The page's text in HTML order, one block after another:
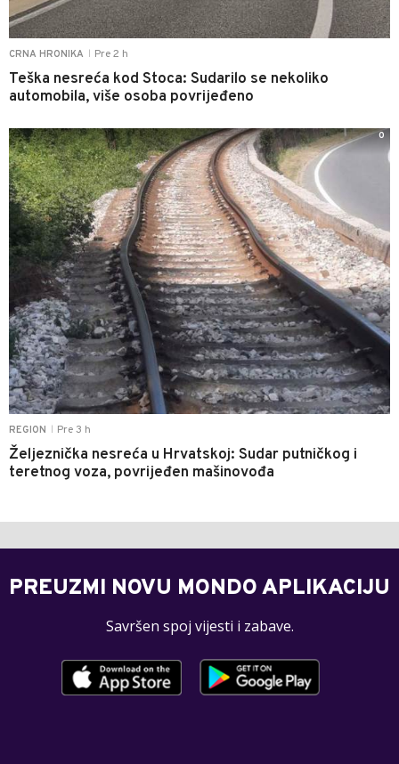
CRNA HRONIKA Pre 2 h
Teška nesreća kod Stoca: Sudarilo se nekoliko
automobila, više osoba povrijeđeno
REGION Pre 3 h
Željeznička nesreća u Hrvatskoj: Sudar putničkog i
teretnog voza, povrijeđen mašinovođa
0
PREUZMI NOVU MONDO APLIKACIJU
Savršen spoj vijesti i zabave.